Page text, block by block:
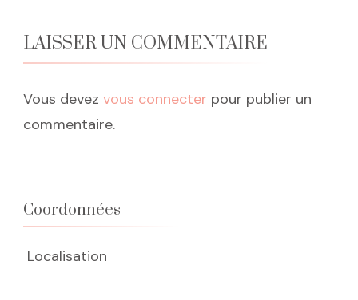
LAISSER UN COMMENTAIRE
Vous devez vous connecter pour publier un
commentaire.
Coordonnées
Localisation